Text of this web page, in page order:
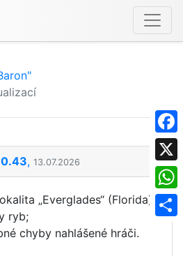
X
, 13.07.2026
„Everglades“ (Florida)
ryb;
chyby nahlášené hráči.